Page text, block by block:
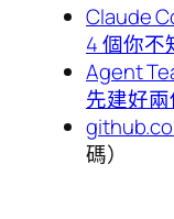
Claude
4 個你不
Agent
先建好
碼）